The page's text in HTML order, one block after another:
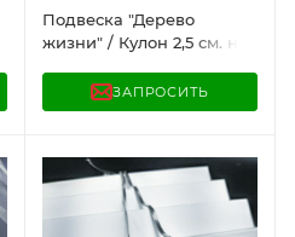
Подвеска "Дерево
жизни" / Кулон 2,5 см. на
"Сингапур" под золото /
Украшение женское на
камней
ЗАПРОСИТЬ